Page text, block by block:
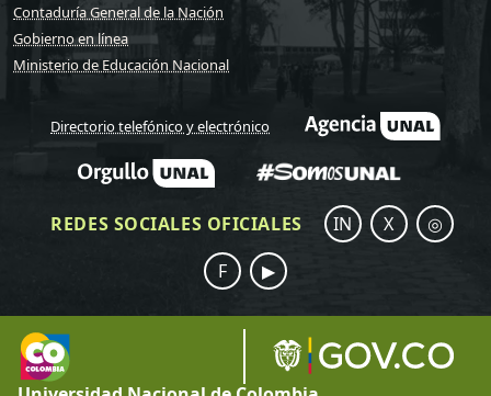
Contaduría General de la Nación
Gobierno en línea
Ministerio de Educación Nacional
Directorio telefónico y electrónico
REDES SOCIALES OFICIALES IN X
◎
F
▶